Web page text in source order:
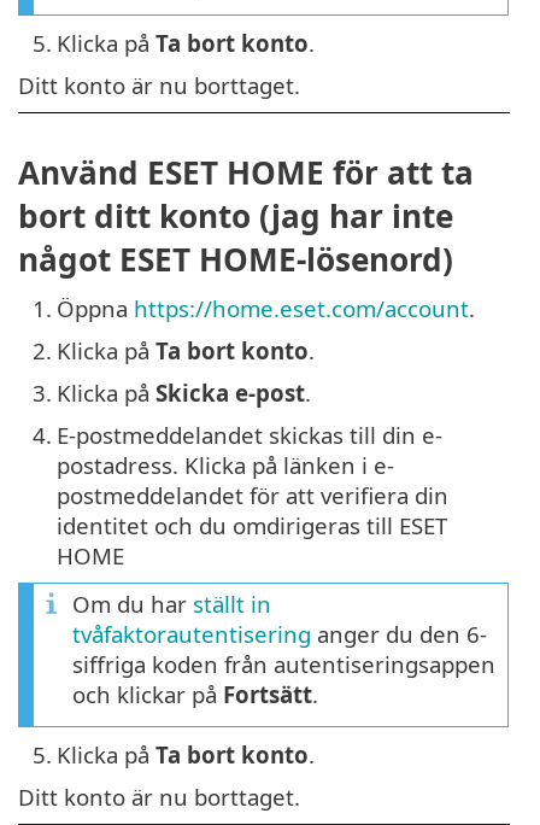
5. Klicka på Ta bort konto.
Ditt konto är nu borttaget.
Använd ESET HOME för att ta
bort ditt konto (jag har inte
något ESET HOME-lösenord)
1. Öppna https://home.eset.com/account.
2. Klicka på Ta bort konto.
3. Klicka på Skicka e-post.
4. E-postmeddelandet skickas till din e-
postadress. Klicka på länken i e-
postmeddelandet för att verifiera din
identitet och du omdirigeras till ESET
HOME
Om du har ställt in
tvåfaktorautentisering anger du den 6-
siffriga koden från autentiseringsappen
och klickar på Fortsätt.
5. Klicka på Ta bort konto.
Ditt konto är nu borttaget.